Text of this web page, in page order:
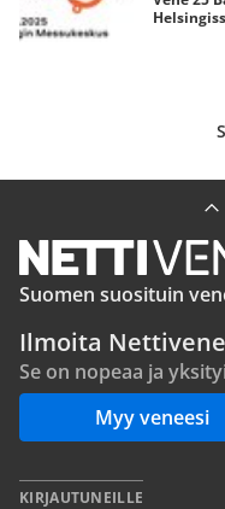
Suomen suosituin
Ilmoita
Se on nopeaa ja
Myy veneesi
KIRJAUTUNEILLE